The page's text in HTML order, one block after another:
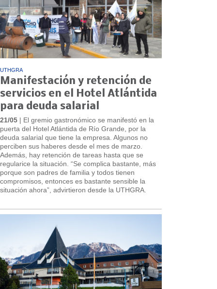
UTHGRA
Manifestación y retención de
servicios en el Hotel Atlántida
para deuda salarial
21/05 | El gremio gastronómico se manifestó en la
puerta del Hotel Atlántida de Río Grande, por la
deuda salarial que tiene la empresa. Algunos no
perciben sus haberes desde el mes de marzo.
Además, hay retención de tareas hasta que se
regularice la situación. “Se complica bastante, más
porque son padres de familia y todos tienen
compromisos, entonces es bastante sensible la
situación ahora”, advirtieron desde la UTHGRA.